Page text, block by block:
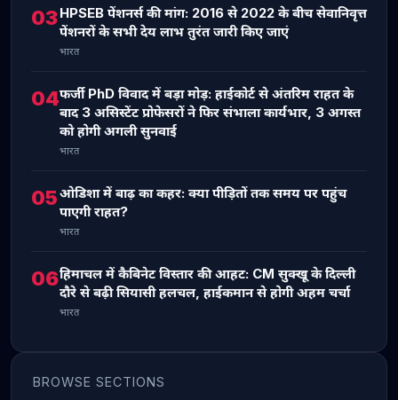
03HPSEB पेंशनर्स की मांग: 2016 से 2022 के बीच सेवानिवृत्त
पेंशनरों के सभी देय लाभ तुरंत जारी किए जाएं
भारत
04फर्जी PhD विवाद में बड़ा मोड़: हाईकोर्ट से अंतरिम राहत के
बाद 3 असिस्टेंट प्रोफेसरों ने फिर संभाला कार्यभार, 3 अगस्त
को होगी अगली सुनवाई
भारत
05ओडिशा में बाढ़ का कहर: क्या पीड़ितों तक समय पर पहुंच
पाएगी राहत?
भारत
06हिमाचल में कैबिनेट विस्तार की आहट: CM सुक्खू के दिल्ली
दौरे से बढ़ी सियासी हलचल, हाईकमान से होगी अहम चर्चा
भारत
BROWSE SECTIONS